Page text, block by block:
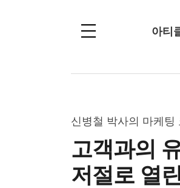
아티
신병철 박사의 마케팅
고객과의
저절로 열